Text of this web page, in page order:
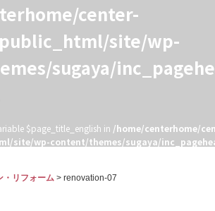
center-
site/wp-
sugaya/
$page_title_english in /home/centerhome/
site/wp-content/themes/sugaya/
・リフォーム > renovation-07